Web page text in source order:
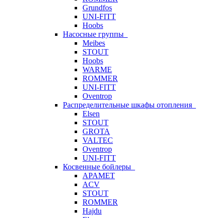
Grundfos
UNI-FITT
Hoobs
Насосные группы
Meibes
STOUT
Hoobs
WARME
ROMMER
UNI-FITT
Oventrop
Распределительные шкафы отопления
Elsen
STOUT
GROTA
VALTEC
Oventrop
UNI-FITT
Косвенные бойлеры
APAMET
ACV
STOUT
ROMMER
Hajdu